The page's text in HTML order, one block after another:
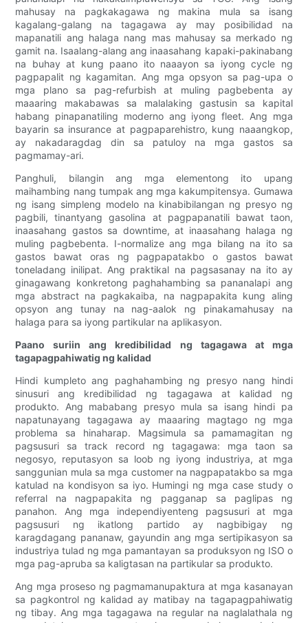
mahusay na pagkakagawa ng makina mula sa isang
kagalang-galang na tagagawa ay may posibilidad na
mapanatili ang halaga nang mas mahusay sa merkado ng
gamit na. Isaalang-alang ang inaasahang kapaki-pakinabang
na buhay at kung paano ito naaayon sa iyong cycle ng
pagpapalit ng kagamitan. Ang mga opsyon sa pag-upa o
mga plano sa pag-refurbish at muling pagbebenta ay
maaaring makabawas sa malalaking gastusin sa kapital
habang pinapanatiling moderno ang iyong fleet. Ang mga
bayarin sa insurance at pagpaparehistro, kung naaangkop,
ay nakadaragdag din sa patuloy na mga gastos sa
pagmamay-ari.
Panghuli, bilangin ang mga elementong ito upang
maihambing nang tumpak ang mga kakumpitensya. Gumawa
ng isang simpleng modelo na kinabibilangan ng presyo ng
pagbili, tinantyang gasolina at pagpapanatili bawat taon,
inaasahang gastos sa downtime, at inaasahang halaga ng
muling pagbebenta. I-normalize ang mga bilang na ito sa
gastos bawat oras ng pagpapatakbo o gastos bawat
toneladang inilipat. Ang praktikal na pagsasanay na ito ay
ginagawang konkretong paghahambing sa pananalapi ang
mga abstract na pagkakaiba, na nagpapakita kung aling
opsyon ang tunay na nag-aalok ng pinakamahusay na
halaga para sa iyong partikular na aplikasyon.
Paano suriin ang kredibilidad ng tagagawa at mga
tagapagpahiwatig ng kalidad
Hindi kumpleto ang paghahambing ng presyo nang hindi
sinusuri ang kredibilidad ng tagagawa at kalidad ng
produkto. Ang mababang presyo mula sa isang hindi pa
napatunayang tagagawa ay maaaring magtago ng mga
problema sa hinaharap. Magsimula sa pamamagitan ng
pagsusuri sa track record ng tagagawa: mga taon sa
negosyo, reputasyon sa loob ng iyong industriya, at mga
sanggunian mula sa mga customer na nagpapatakbo sa mga
katulad na kondisyon sa iyo. Humingi ng mga case study o
referral na nagpapakita ng pagganap sa paglipas ng
panahon. Ang mga independiyenteng pagsusuri at mga
pagsusuri ng ikatlong partido ay nagbibigay ng
karagdagang pananaw, gayundin ang mga sertipikasyon sa
industriya tulad ng mga pamantayan sa produksyon ng ISO o
mga pag-apruba sa kaligtasan na partikular sa produkto.
Ang mga proseso ng pagmamanupaktura at mga kasanayan
sa pagkontrol ng kalidad ay matibay na tagapagpahiwatig
ng tibay. Ang mga tagagawa na regular na naglalathala ng